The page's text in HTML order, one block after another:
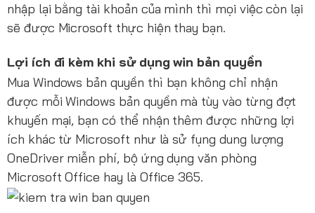
nhập lại bằng tài khoản của mình thì mọi việc còn lại
sẽ được Microsoft thực hiện thay bạn.
Lợi ích đi kèm khi sử dụng win bản quyền
Mua Windows bản quyền thì bạn không chỉ nhận
được mỗi Windows bản quyền mà tùy vào từng đợt
khuyến mại, bạn có thể nhận thêm được những lợi
ích khác từ Microsoft như là sử fụng dung lượng
OneDriver miễn phí, bộ ứng dụng văn phòng
Microsoft Office hay là Office 365.